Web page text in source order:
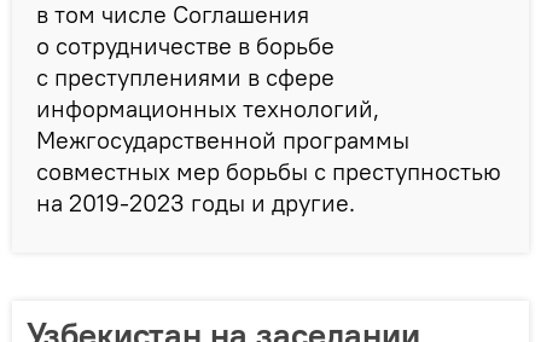
в том числе Соглашения
о сотрудничестве в борьбе
с преступлениями в сфере
информационных технологий,
Межгосударственной программы
совместных мер борьбы с преступностью
на 2019-2023 годы и другие.